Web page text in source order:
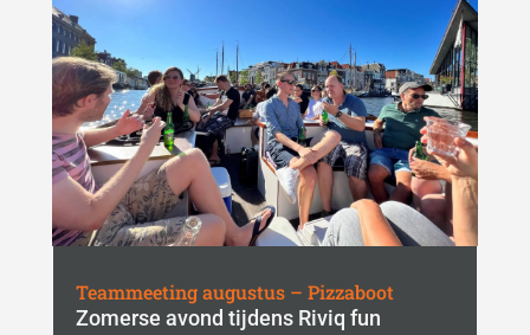
Teammeeting augustus – Pizzaboot
Zomerse avond tijdens Riviq fun